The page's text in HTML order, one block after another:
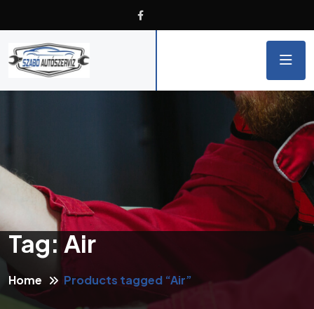
Tag: Air
Home Products tagged “Air”